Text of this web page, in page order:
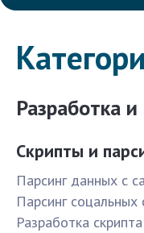
Разработка и
Скрипты и
Парсинг данных с
Парсинг соцальных
Разработка скрипта